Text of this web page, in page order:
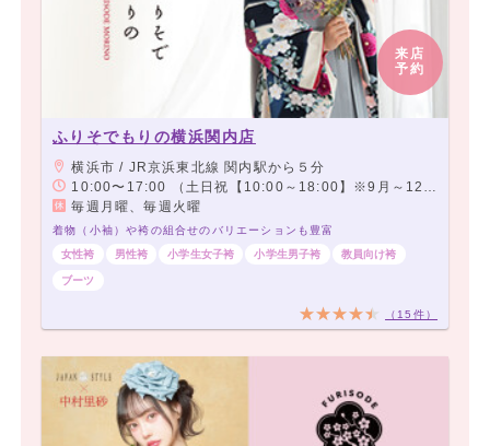
来店
予約
ふりそでもりの横浜関内店
横浜市 / JR京浜東北線 関内駅から５分
10:00〜17:00 （土日祝【10:00～18:00】※9月～12月のみ土日祝は9:00～18:00まで営業）
毎週月曜、毎週火曜
着物（小袖）や袴の組合せのバリエーションも豊富
女性袴
男性袴 小学生女子袴 小学生男子袴 教員向け袴
ブーツ
（15件）